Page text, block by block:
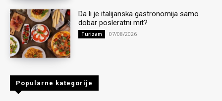
Da li je italijanska gastronomija samo
dobar posleratni mit?
Turizam 07/08/2026
Popularne kategorije